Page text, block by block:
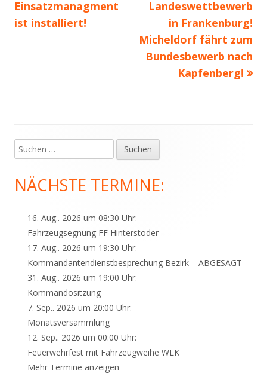
Beitrag:
Einsatzmanagment
ist installiert!
Beitrag
Landeswettbewerb
in Frankenburg!
Micheldorf fährt zum
Bundesbewerb nach
Kapfenberg!
Haupt-
Seitenleiste
Suchen
nach:
NÄCHSTE TERMINE:
16. Aug.. 2026 um 08:30 Uhr:
Fahrzeugsegnung FF Hinterstoder
17. Aug.. 2026 um 19:30 Uhr:
Kommandantendienstbesprechung Bezirk – ABGESAGT
31. Aug.. 2026 um 19:00 Uhr:
Kommandositzung
7. Sep.. 2026 um 20:00 Uhr:
Monatsversammlung
12. Sep.. 2026 um 00:00 Uhr:
Feuerwehrfest mit Fahrzeugweihe WLK
Mehr Termine anzeigen